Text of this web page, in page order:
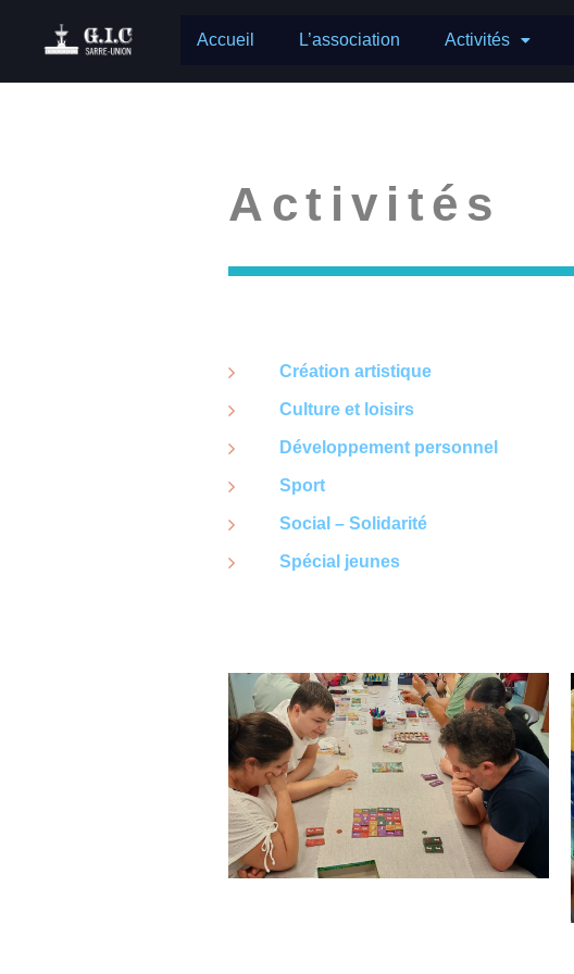
Accueil L’association Activités
Activités
Création artistique
Culture et loisirs
Développement personnel
Sport
Social – Solidarité
Spécial jeunes